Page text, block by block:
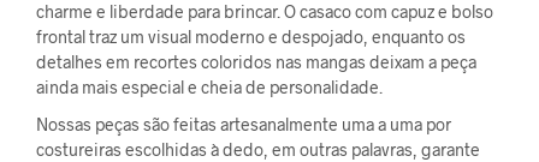
R$180,00.R$135,00.
charme e liberdade para brincar. O casaco com capuz e bolso
frontal traz um visual moderno e despojado, enquanto os
detalhes em recortes coloridos nas mangas deixam a peça
ainda mais especial e cheia de personalidade.
Nossas peças são feitas artesanalmente uma a uma por
costureiras escolhidas à dedo, em outras palavras, garante